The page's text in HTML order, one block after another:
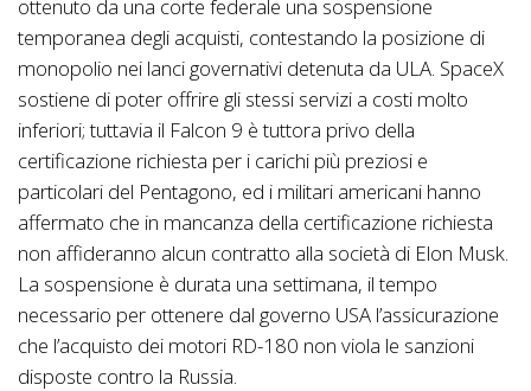
ottenuto da una corte federale una sospensione
temporanea degli acquisti, contestando la posizione di
monopolio nei lanci governativi detenuta da ULA. SpaceX
sostiene di poter offrire gli stessi servizi a costi molto
inferiori; tuttavia il Falcon 9 è tuttora privo della
certificazione richiesta per i carichi più preziosi e
particolari del Pentagono, ed i militari americani hanno
affermato che in mancanza della certificazione richiesta
non affideranno alcun contratto alla società di Elon Musk.
La sospensione è durata una settimana, il tempo
necessario per ottenere dal governo USA l’assicurazione
che l’acquisto dei motori RD-180 non viola le sanzioni
disposte contro la Russia.